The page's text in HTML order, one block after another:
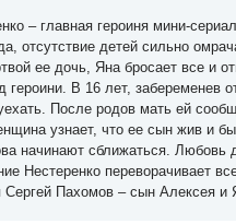
– главная героиня мини-
отсутствие детей сильно
ее дочь, Яна бросает все и
героини. В 16 лет, забеременев
После родов мать ей
узнает, что ее сын жив и
начинают сближаться. Любовь
Нестеренко переворачивает
Сергей Пахомов – сын Алексея и